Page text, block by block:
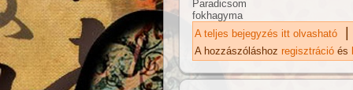
Paradicsom
fokhagyma
A teljes bejegyzés itt olvasható
|
A hozzászóláshoz regisztráció és